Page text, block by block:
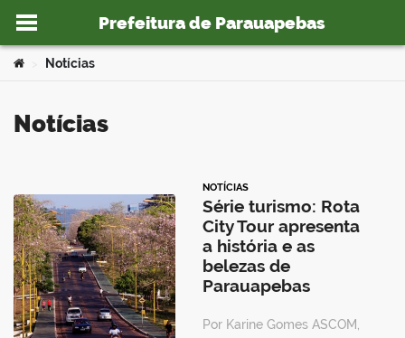
Ir para o conteúdo
Prefeitura de Parauapebas
Você está aqui:
Notícias
Notícias
NOTÍCIAS
Série turismo: Rota
City Tour apresenta
a história e as
belezas de
Parauapebas
Por Karine Gomes ASCOM,